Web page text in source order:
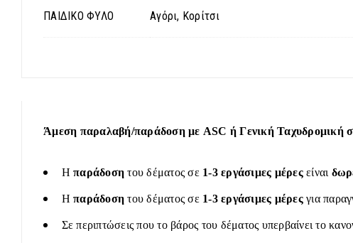
ΠΑΙΔΙΚΟ ΦΥΛΟ Αγόρι, Κορίτσι
Άμεση παραλαβή/παράδοση με ASC ή Γενική Ταχυδρομική
Ηπαράδοση του δέματος σε 1-3 εργάσιμες μέρεςείναι
Ηπαράδοση του δέματος σε 1-3 εργάσιμες μέρεςγια
Σε περιπτώσεις που το βάρος του δέματος υπερβαίνει το